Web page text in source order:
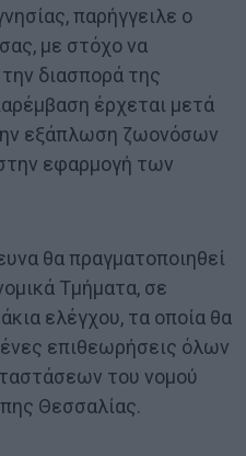
παρήγγειλε ο
με στόχο να
την διασπορά της
έρχεται μετά
εξάπλωση ζωονόσων
εφαρμογή των
θα πραγματοποιηθεί
Τμήματα, σε
ελέγχου, τα οποία θα
επιθεωρήσεις όλων
του νομού
Θεσσαλίας.